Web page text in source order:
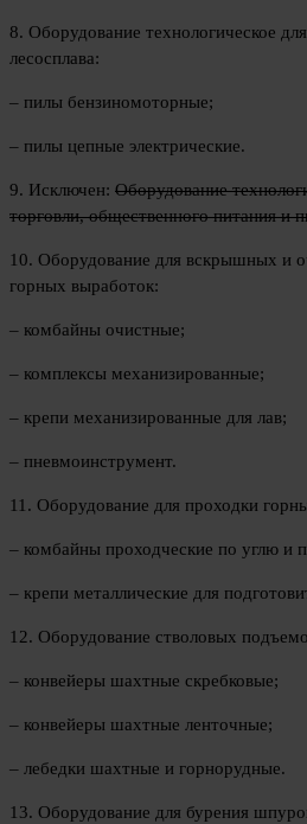
8. Оборудование технологическое
лесосплава:
– пилы бензиномоторные;
– пилы цепные электрические.
9. Исключен: Оборудование
торговли, общественного питания и
10. Оборудование для вскрышных и
горных выработок:
– комбайны очистные;
– комплексы механизированные;
– крепи механизированные для лав;
– пневмоинструмент.
11. Оборудование для проходки
– комбайны проходческие по углю и
– крепи металлические для
12. Оборудование стволовых
– конвейеры шахтные скребковые;
– конвейеры шахтные ленточные;
– лебедки шахтные и горнорудные.
13. Оборудование для бурения